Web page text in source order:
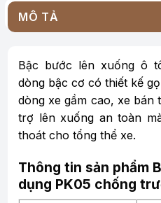
MÔ TẢ
Bậc bước lên xuống ô
dòng bậc cơ có thiết kế
dòng xe gầm cao, xe bán
trợ lên xuống an toàn
thoát cho tổng thể xe.
Thông tin sản phẩm
dụng PK05 chống